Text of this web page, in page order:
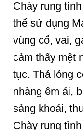
Chày rung
thể sử dụng
vùng cổ, vai,
cảm thấy mệt
tục. Thả lỏng
nhàng êm ái,
sảng khoái,
Chày rung